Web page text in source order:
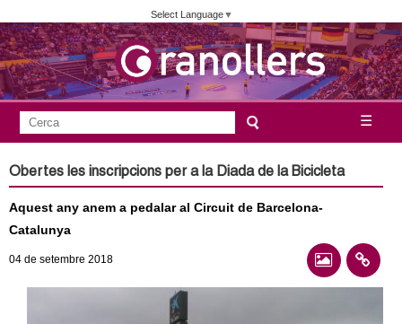
Vés
al
contingut
Select Language▼
u
n
☰
F
o
r
m
u
l
a
e
c
a
Obertes les inscripcions per a la Diada de la Bicicleta
Aquest any anem a pedalar al Circuit de Barcelona-
Catalunya
04 de setembre 2018